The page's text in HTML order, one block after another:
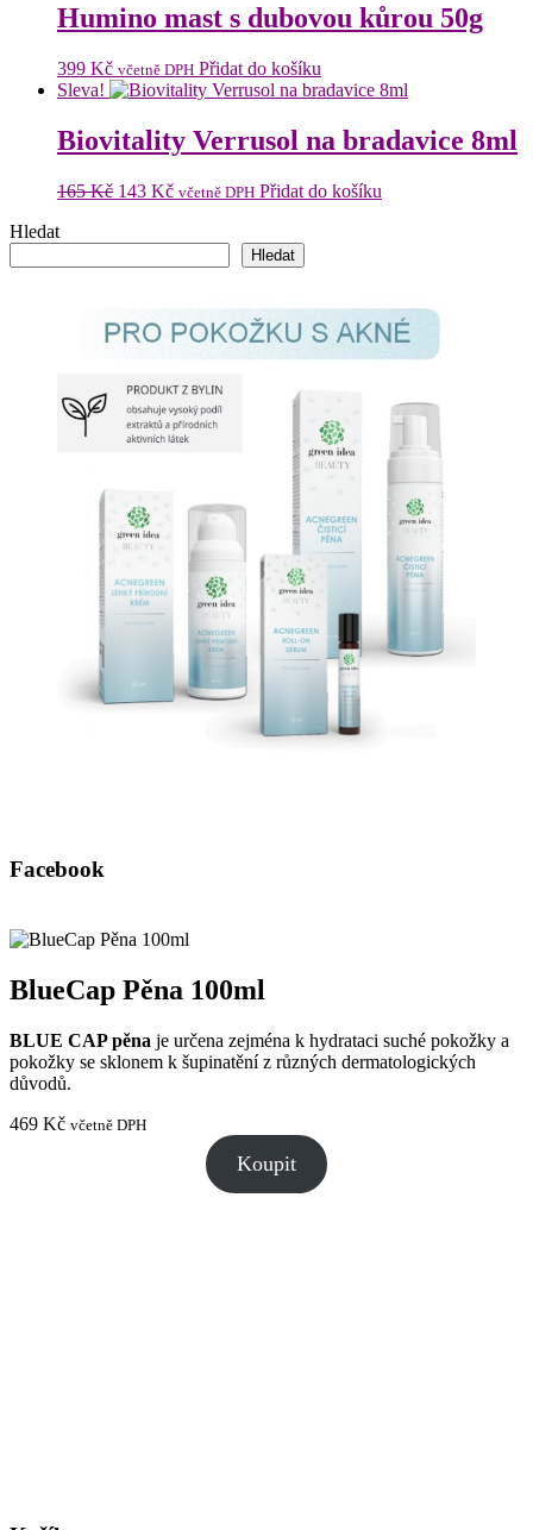
Humino mast s dubovou kůrou 50g
399 Kč včetně DPH Přidat do košíku
Sleva!
Biovitality Verrusol na bradavice 8ml
165Kč Původní
143 KčAktuální
včetně DPH Přidat do košíku
Hledat
Hledat
Facebook
BlueCap Pěna 100ml
BLUE CAP pěna je určena zejména k hydrataci suché pokožky a
pokožky se sklonem k šupinatění z různých dermatologických
důvodů.
469 Kč včetně DPH
Koupit